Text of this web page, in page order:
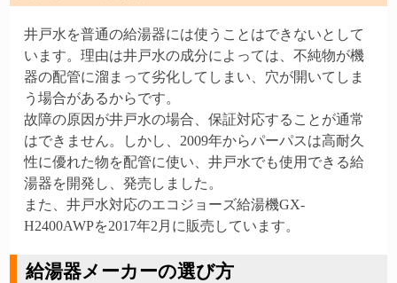
井戸水を普通の給湯器には使うことはできないとして
います。理由は井戸水の成分によっては、不純物が機
器の配管に溜まって劣化してしまい、穴が開いてしま
う場合があるからです。
故障の原因が井戸水の場合、保証対応することが通常
はできません。しかし、2009年からパーパスは高耐久
性に優れた物を配管に使い、井戸水でも使用できる給
湯器を開発し、発売しました。
また、井戸水対応のエコジョーズ給湯機GX-
H2400AWPを2017年2月に販売しています。
給湯器メーカーの選び方